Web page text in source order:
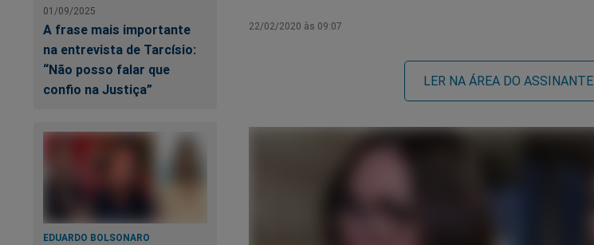
01/09/2025
A frase mais importante
na entrevista de Tarcísio:
“Não posso falar que
confio na Justiça”
EDUARDO BOLSONARO
22/02/2020 às 09:07
LER NA ÁREA DO ASSINANTE